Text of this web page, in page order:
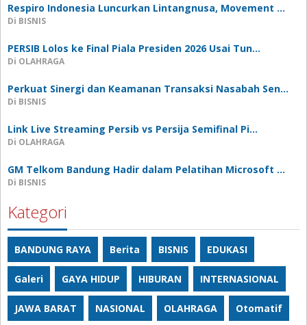
Respiro Indonesia Luncurkan Lintangnusa, Movement …
Di BISNIS
PERSIB Lolos ke Final Piala Presiden 2026 Usai Tun…
Di OLAHRAGA
Perkuat Sinergi dan Keamanan Transaksi Nasabah Sen…
Di BISNIS
Link Live Streaming Persib vs Persija Semifinal Pi…
Di OLAHRAGA
GM Telkom Bandung Hadir dalam Pelatihan Microsoft …
Di BISNIS
Kategori
BANDUNG RAYA Berita BISNIS EDUKASI
Galeri GAYA HIDUP HIBURAN INTERNASIONAL
JAWA BARAT NASIONAL OLAHRAGA Otomatif